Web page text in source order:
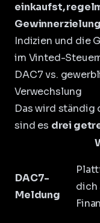
einkaufst,
Indizien und die
im Vinted-
DAC7 vs.
Verwechslung
Das wird ständig
sind es drei
DAC7-
Meldung
dich